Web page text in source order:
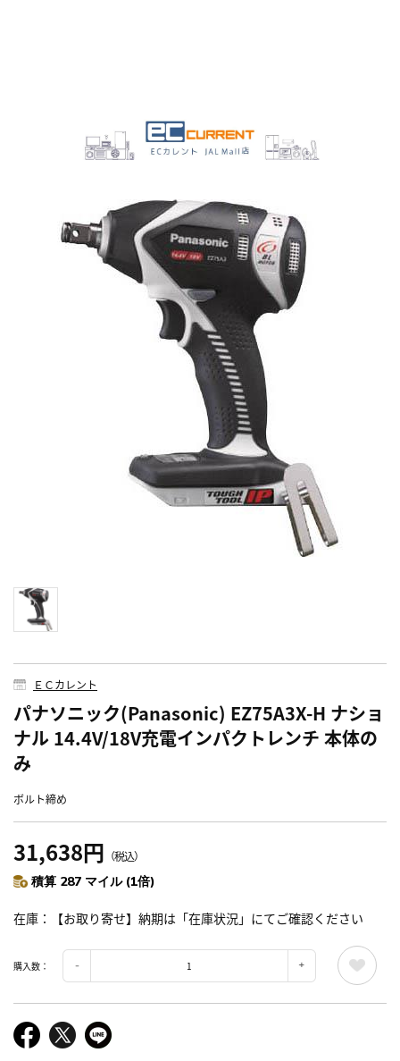
ＥＣカレント
パナソニック(Panasonic) EZ75A3X-H ナショ
ナル 14.4V/18V充電インパクトレンチ 本体の
み
ボルト締め
31,638円 （税込）
積算 287 マイル (1倍)
在庫 【お取り寄せ】納期は「在庫状況」にてご確認ください
購入数：